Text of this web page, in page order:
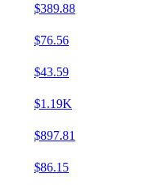
$389.88
$76.56
$43.59
$1.19K
$897.81
$86.15